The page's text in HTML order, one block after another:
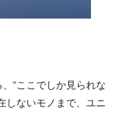
“ここでしか見られな
しないモノまで、ユニ